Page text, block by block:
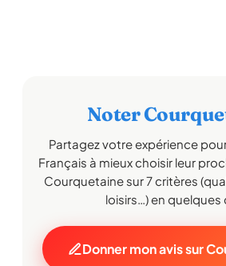
Noter
Partagez votre expérience
Français à mieux choisir leur
Courquetaine sur 7 critères
loisirs…) en quelques
Donner mon avis sur